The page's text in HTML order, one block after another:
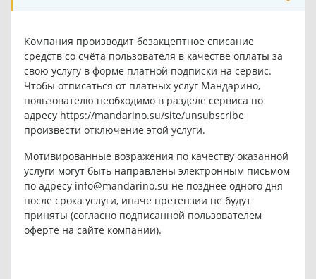
Компания производит безакцептное списание
средств со счёта пользователя в качестве оплаты за
свою услугу в форме платной подписки на сервис.
Чтобы отписаться от платных услуг Мандарино,
пользователю необходимо в разделе сервиса по
адресу https://mandarino.su/site/unsubscribe
произвести отключение этой услуги.
Мотивированные возражения по качеству оказанной
услуги могут быть направлены электронным письмом
по адресу info@mandarino.su не позднее одного дня
после срока услуги, иначе претензии не будут
приняты (согласно подписанной пользователем
оферте на сайте компании).